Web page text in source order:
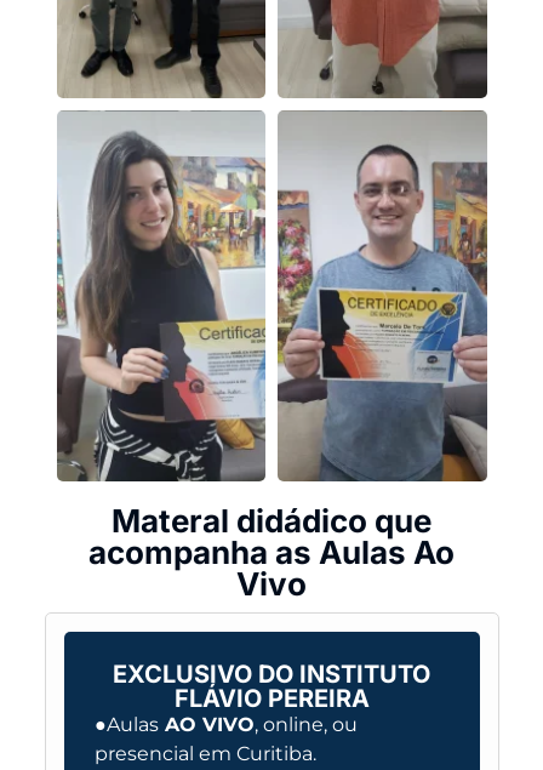
Materal didádico que
acompanha as Aulas Ao
Vivo
EXCLUSIVO DO INSTITUTO
FLÁVIO PEREIRA
●AulasAO VIVO, online, ou
presencial em Curitiba.